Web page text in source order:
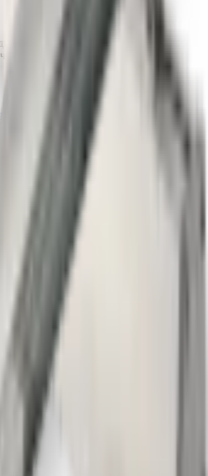
светильников в России.
и офисное освещение.
светильники
ферм и растений